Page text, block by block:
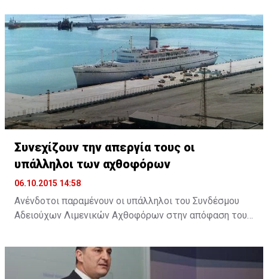
Ανδρέας Πουλλικάς. Παραλαμβάνοντας την Έκθεση, ο
Πρόεδρος Αναστασιάδης εξήρε το ρόλο του
Συμβουλίου και ανάλογων φορέων, σημειώνοντας ότι
θα υπάρχει ακόμη μεγαλύτερη αξιοποίηση του
επιστημονικού προσωπικού ...
Συνεχίζουν την απεργία τους οι
υπάλληλοι των αχθοφόρων
06.10.2015 14:58
Ανένδοτοι παραμένουν οι υπάλληλοι του Συνδέσμου
Αδειούχων Λιμενικών Αχθοφόρων στην απόφαση τους
στο πλαίσιο της εμπορικοποίησης των υπηρεσιών του
λιμανιού.